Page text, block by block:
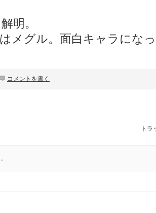
明。
メグル。面白キャラにな
コメントを書く
トラ